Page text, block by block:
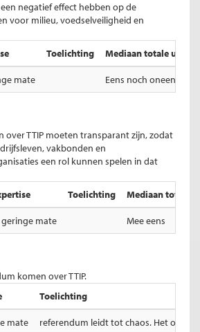
een negatief effect hebben op de
voor milieu, voedselveiligheid en
Toelichting Mediaan totale uitslag
mate Eens noch oneens
over TTIP moeten transparant zijn, zodat
vakbonden en
een rol kunnen spelen in dat
Toelichting Mediaan totale
geringe mate Mee eens
komen over TTIP.
Toelichting
mate referendum leidt tot chaos. Het